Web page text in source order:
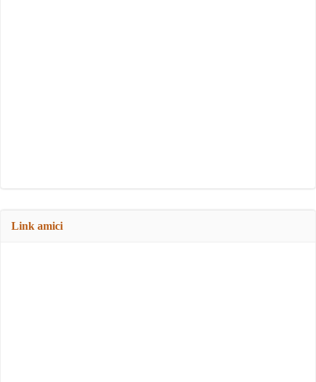
Link amici